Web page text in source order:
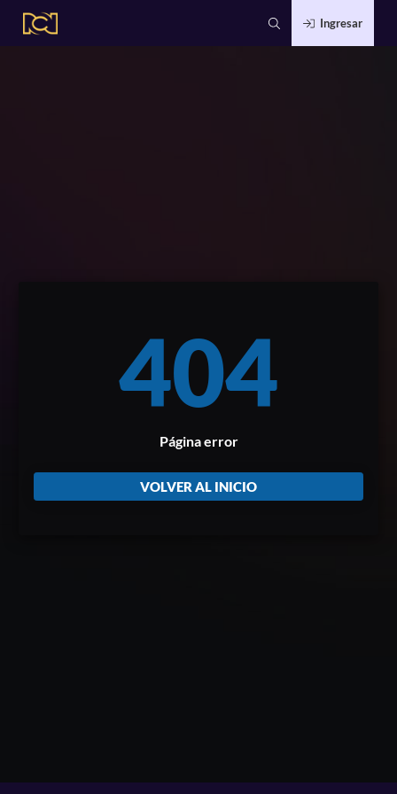
Ingresar
404
Página error
VOLVER AL INICIO